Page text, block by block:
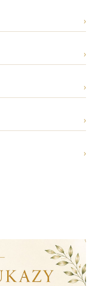
›
›
›
›
›